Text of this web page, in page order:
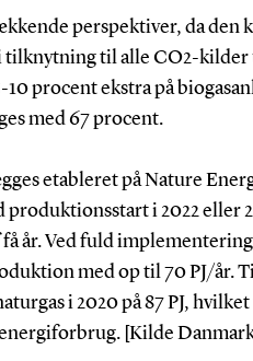
perspektiver, da den
tilknytning til alle CO2-kilder
10 procent ekstra på
med 67 procent.
etableret på Nature
produktionsstart i 2022 eller
år. Ved fuld
med op til 70 PJ/år.
i 2020 på 87 PJ,
[Kilde